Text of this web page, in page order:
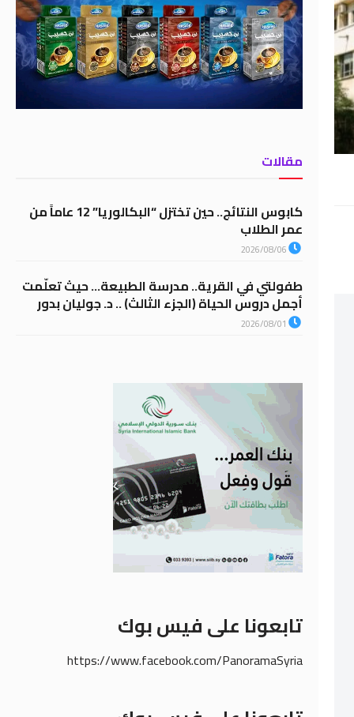
مقالات
كابوس النتائج.. حين تختزل “البكالوريا” 12 عاماً من
عمر الطلاب
2026/08/06
طفولتي في القرية.. مدرسة الطبيعة… حيث تعلّمت
أجمل دروس الحياة (الجزء الثالث) .. د. جوليان بدور
2026/08/01
تابعونا على فيس بوك
https://www.facebook.com/PanoramaSyria